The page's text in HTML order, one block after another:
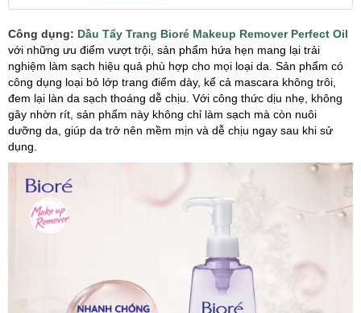
Công dụng: Dầu Tẩy Trang Bioré Makeup Remover Perfect Oil
với những ưu điểm vượt trội, sản phẩm hứa hẹn mang lại trải
nghiệm làm sạch hiệu quả phù hợp cho mọi loại da. Sản phẩm có
công dụng loại bỏ lớp trang điểm dày, kể cả mascara không trôi,
đem lại làn da sạch thoáng dễ chịu. Với công thức dịu nhẹ, không
gây nhờn rít, sản phẩm này không chỉ làm sạch mà còn nuôi
dưỡng da, giúp da trở nên mềm mịn và dễ chịu ngay sau khi sử
dụng.